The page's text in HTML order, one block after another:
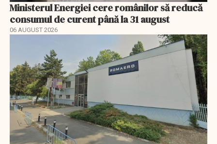
Ministerul Energiei cere românilor să reducă
consumul de curent până la 31 august
06 AUGUST 2026